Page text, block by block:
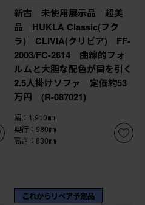
新古 未使用展示品 超美
品 HUKLA Classic(フク
ラ) CLIVIA(クリビア) FF-
2003/FC-2614 曲線的フォ
ルムと大胆な配色が目を引く
2.5人掛けソファ 定価約53
万円 (R-087021)
幅：1,910㎜
奥行：980㎜
高さ：830㎜
これからリペア予定品